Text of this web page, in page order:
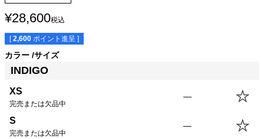
S
M
68.5cm54.5cm
XL
72.5cm60.0cm
¥28,600税込
[ 2,600 ポイント進呈 ]
カラー サイズ
INDIGO
XS
完売または欠品中
—
S
完売または欠品中
—